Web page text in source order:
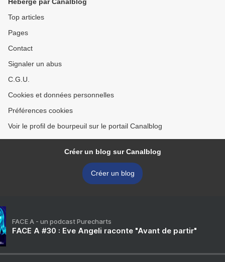
Top articles
Pages
Contact
Signaler un abus
C.G.U.
Cookies et données personnelles
Préférences cookies
Voir le profil de bourpeuil sur le portail Canalblog
Créer un blog sur Canalblog
Créer un blog
FACE A - un podcast Purecharts
FACE A #30 : Eve Angeli raconte "Avant de partir"